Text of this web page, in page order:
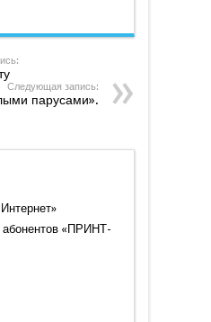
Следующая запись:
парусами».
«ПРИНТ-